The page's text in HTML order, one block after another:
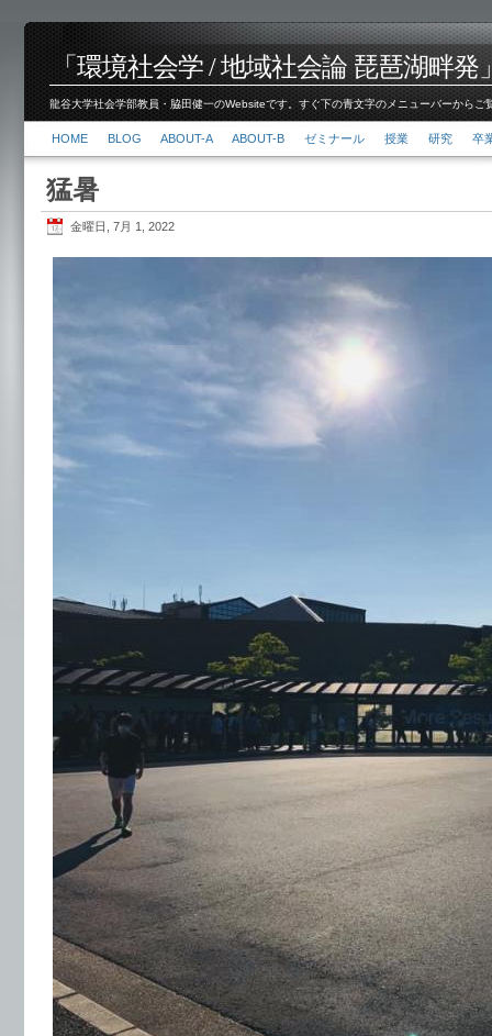
「環境社会学 / 地域社会論 琵琶湖畔発
龍谷大学社会学部教員・脇田健一のWebsiteです。すぐ下の青文字のメニューバーから
HOME BLOG ABOUT-A ABOUT-B ゼミナール 授業 研究 卒
猛暑
金曜日, 7月 1, 2022